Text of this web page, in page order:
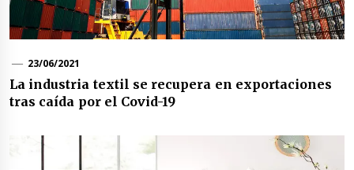
23/06/2021
La industria textil se recupera en exportaciones
tras caída por el Covid-19